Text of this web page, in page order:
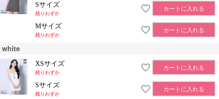
Sサイズ
残りわずか
カートに入れる
Mサイズ
残りわずか
カートに入れる
white
XSサイズ
残りわずか
カートに入れる
Sサイズ
残りわずか
カートに入れる